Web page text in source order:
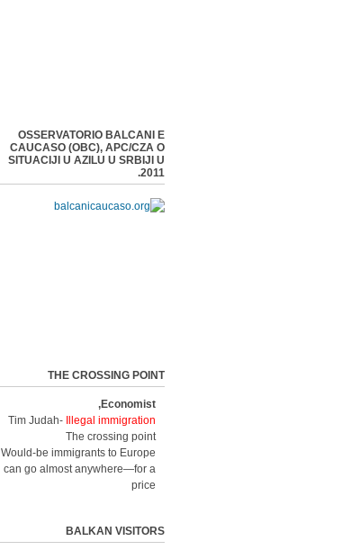
OSSERVATORIO BALCANI E
CAUCASO (OBC), APC/CZA O
SITUACIJI U AZILU U SRBIJI U
2011.
THE CROSSING POINT
Economist,
Tim Judah-
Illegal immigration
The crossing point
Would-be immigrants to Europe
can go almost anywhere—for a
price
BALKAN VISITORS